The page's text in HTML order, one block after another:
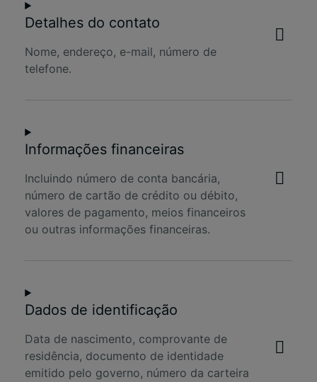
Detalhes do contato
Nome, endereço, e-mail, número de
telefone.
Informações financeiras
Incluindo número de conta bancária,
número de cartão de crédito ou débito,
valores de pagamento, meios financeiros
ou outras informações financeiras.
Dados de identificação
Data de nascimento, comprovante de
residência, documento de identidade
emitido pelo governo, número da carteira